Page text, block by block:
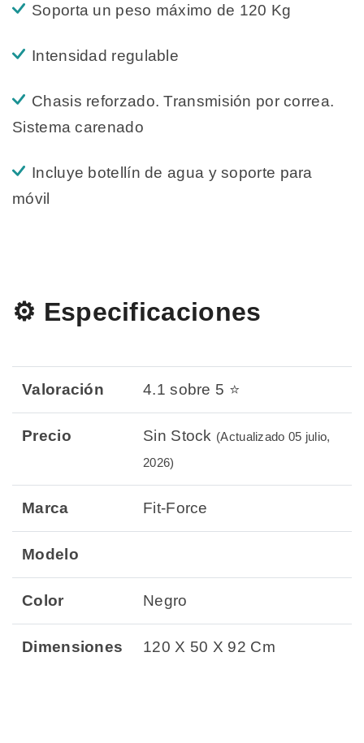
Soporta un peso máximo de 120 Kg
Intensidad regulable
Chasis reforzado. Transmisión por correa.
Sistema carenado
Incluye botellín de agua y soporte para
móvil
⚙️ Especificaciones
Valoración 4.1 sobre 5 ⭐
Precio Sin Stock (Actualizado 05 julio,
2026)
Marca Fit-Force
Modelo
Color Negro
Dimensiones 120 X 50 X 92 Cm